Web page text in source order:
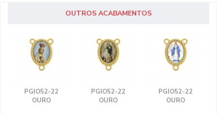
OUTROS ACABAMENTOS
PGIO52-22
OURO
PGIO52-22
OURO
PGIO52-22
OURO